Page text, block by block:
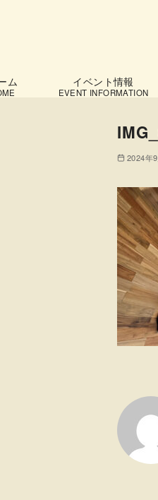
ム イベント情報
EVENT INFORMATION
2024年